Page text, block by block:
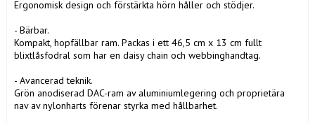
Ergonomisk design och förstärkta hörn håller och stödjer.
- Bärbar.
Kompakt, hopfällbar ram. Packas i ett 46,5 cm x 13 cm fullt
blixtlåsfodral som har en daisy chain och webbinghandtag.
- Avancerad teknik.
Grön anodiserad DAC-ram av aluminiumlegering och proprietära
nav av nylonharts förenar styrka med hållbarhet.